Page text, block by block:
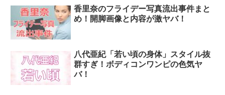
香里奈のフライデー写真流出事件まと
め！開脚画像と内容が激ヤバ！
八代亜紀「若い頃の身体」スタイル抜
群すぎ！ボディコンワンピの色気ヤ
バ！